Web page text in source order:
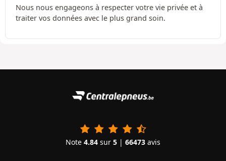
Nous nous engageons à respecter votre vie privée et à
traiter vos données avec le plus grand soin.
Note 4.84 sur 5 | 66473 avis